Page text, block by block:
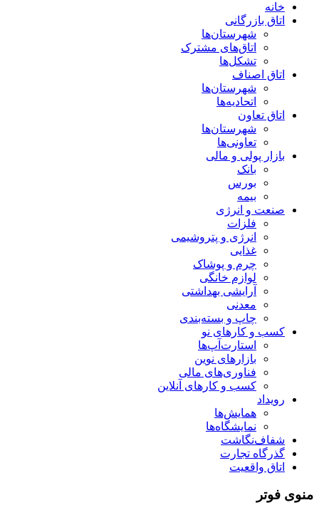
خانه
اتاق بازرگانی
شهرستان‌ها
اتاق‌های مشترک
تشکل‌ها
اتاق اصناف
شهرستان‌ها
اتحادیه‌ها
اتاق تعاون
شهرستان‌ها
تعاونی‌ها
بازار پولی و مالی
بانک
بورس
بیمه
صنعت و انرژی
فلزات
انرژی و پتروشیمی
غذایی
چرم و پوشاک
لوازم خانگی
آرایشی بهداشتی
معدنی
چاپ و بسته‌بندی
کسب و کارهای نو
استارت‌آپ‌ها
بازارهای نوین
فناوری‌های مالی
کسب و کارهای آنلاین
رویداد
همایش‌ها
نمایشگاه‌ها
شفاف‌نگاشت
گذرگاه تجارت
اتاق واقعیت
منوی فوتر